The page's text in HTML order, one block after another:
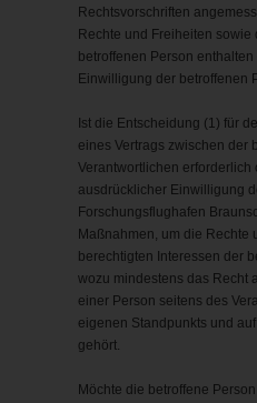
Rechtsvorschriften
Rechte und Freiheiten
betroffenen Person
Einwilligung der betroffenen
Ist die Entscheidung (1) für
eines Vertrags zwischen der
Verantwortlichen erforderlich
ausdrücklicher Einwilligung
Forschungsflughafen
Maßnahmen, um die Rechte
berechtigten Interessen der
wozu mindestens das Recht
einer Person seitens des
eigenen Standpunkts und
gehört.
Möchte die betroffene